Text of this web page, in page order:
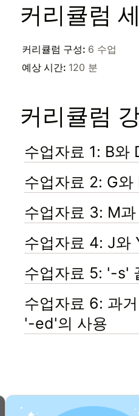
커리큘럼
커리큘럼 구성: 6 수업
예상 시간: 120 분
커리큘럼
수업자료 1: B와
수업자료 2: G와
수업자료 3: M과
수업자료 4: J와
수업자료 5: '-s'
수업자료 6: 과
'-ed'의 사용